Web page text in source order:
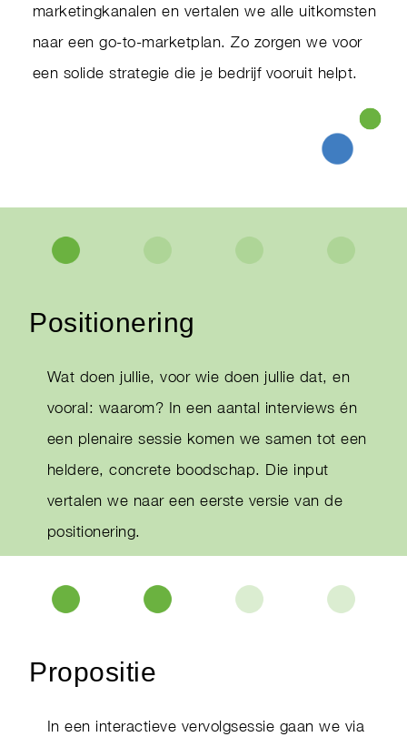
marketingkanalen en vertalen we alle uitkomsten
naar een go-to-marketplan. Zo zorgen we voor
een solide strategie die je bedrijf vooruit helpt.
Positionering
Wat doen jullie, voor wie doen jullie dat, en
vooral: waarom? In een aantal interviews én
een plenaire sessie komen we samen tot een
heldere, concrete boodschap. Die input
vertalen we naar een eerste versie van de
positionering.
Propositie
In een interactieve vervolgsessie gaan we via